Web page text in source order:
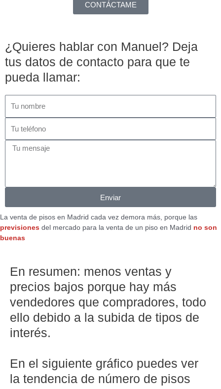
CONTÁCTAME
¿Quieres hablar con Manuel? Deja
tus datos de contacto para que te
pueda llamar:
Enviar
La venta de pisos en Madrid cada vez demora más, porque las
previsiones del mercado para la venta de un piso en Madrid no son
buenas
En resumen: menos ventas y
precios bajos porque hay más
vendedores que compradores, todo
ello debido a la subida de tipos de
interés.
En el siguiente gráfico puedes ver
la tendencia de número de pisos